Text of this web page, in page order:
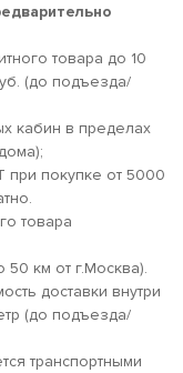
товара до 10
(до подъезда/
кабин в пределах
при покупке от 5000
товара
км от г.Москва).
доставки внутри
(до подъезда/
транспортными